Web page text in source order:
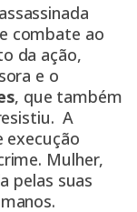
combate ao
da ação,
e o
, que também
A
execução
Mulher,
pelas suas